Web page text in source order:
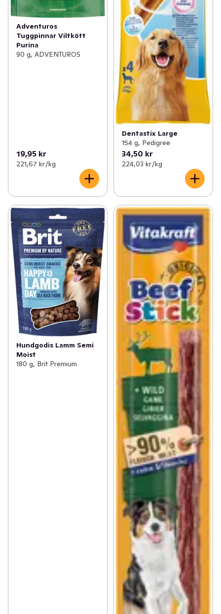
Adventuros
Tuggpinnar Viltkött
Purina
90 g, ADVENTUROS
19,95 kr
221,67 kr /kg
Dentastix Large
154 g, Pedigree
34,50 kr
224,03 kr /kg
Hundgodis Lamm Semi
Moist
180 g, Brit Premium